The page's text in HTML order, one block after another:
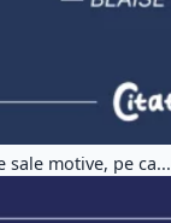
motive, pe ca...